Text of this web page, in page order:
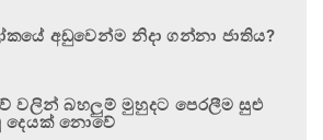
අඩුවෙන්ම නිදා ගන්නා ජාතිය?
වලින් බහලුම් මුහුදට පෙරලීම සුළු
දෙයක් නොවේ